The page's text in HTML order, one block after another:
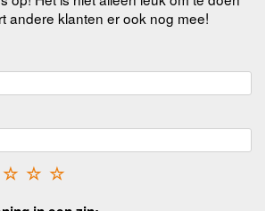
andere klanten er ook nog mee!
☆
☆
☆